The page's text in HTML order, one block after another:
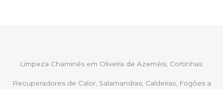
Limpeza Chaminés em Oliveira de Azeméis, Cortinhas:
Recuperadores de Calor, Salamandras, Caldeiras, Fogões a